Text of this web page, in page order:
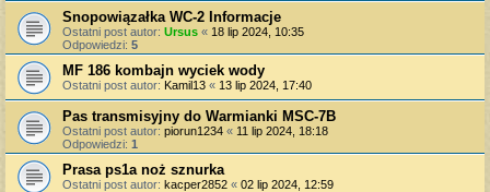
Snopowiązałka WC-2 Informacje
Ostatni post autor: Ursus « 18 lip 2024, 10:35
Odpowiedzi: 5
MF 186 kombajn wyciek wody
Ostatni post autor: Kamil13 « 13 lip 2024, 17:40
Pas transmisyjny do Warmianki MSC-7B
Ostatni post autor: piorun1234 « 11 lip 2024, 18:18
Odpowiedzi: 1
Prasa ps1a noż sznurka
Ostatni post autor: kacper2852 « 02 lip 2024, 12:59